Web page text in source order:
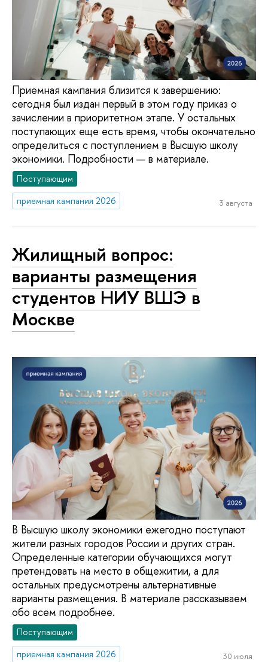
Приемная кампания близится к завершению:
сегодня был издан первый в этом году приказ о
зачислении в приоритетном этапе. У остальных
поступающих еще есть время, чтобы окончательно
определиться с поступлением в Высшую школу
экономики. Подробности — в материале.
Поступающим
приемная кампания 2026
3 августа
Жилищный вопрос:
варианты размещения
студентов НИУ ВШЭ в
Москве
В Высшую школу экономики ежегодно поступают
жители разных городов России и других стран.
Определенные категории обучающихся могут
претендовать на место в общежитии, а для
остальных предусмотрены альтернативные
варианты размещения. В материале рассказываем
обо всем подробнее.
Поступающим
приемная кампания 2026
30 июля